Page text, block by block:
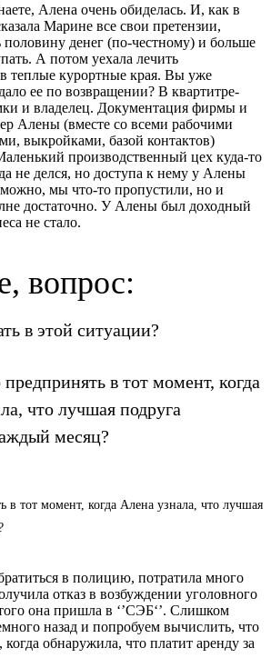
Алена очень обиделась. И, как в
Марине все свои претензии,
половину денег (по-честному) и больше
А потом уехала лечить
теплые курортные края. Вы уже
ее по возвращении? В квартитре-
и владелец. Документация фирмы и
Алены (вместе со всеми рабочими
выкройками, базой контактов)
производственный цех куда-то
не делся, но доступа к нему у Алены
мы что-то пропустили, но и
достаточно. У Алены был доходный
не стало.
вопрос:
в этой ситуации?
в тот момент, когда
что лучшая подруга
месяц?
в тот момент, когда Алена узнала, что лучшая
в полицию, потратила много
отказ в возбуждении уголовного
она пришла в ‘’СЭБ‘’. Слишком
назад и попробуем вычислить, что
когда обнаружила, что платит аренду за